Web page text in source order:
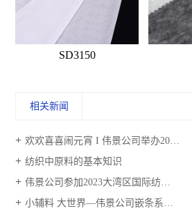
SD3150
相关新闻
欢欢喜喜闹元宵 I 伟景公司举办2026元宵春茗晚会
纺织中原料的基本知识
伟景公司参加2023大湾区国际纺织面料及辅料博览会
小辅料 大世界—伟景公司嵌条系列产品展示